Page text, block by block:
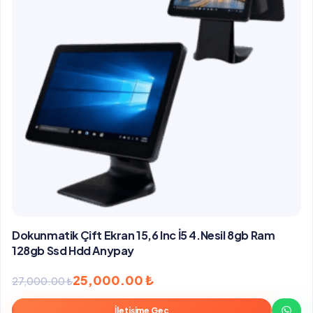
Dokunmatik Çift Ekran 15,6 Inc İ5 4.Nesil 8gb Ram
128gb Ssd Hdd Anypay
27,000.00₺
Orijinal
fiyat:
25,000.00₺
Şu
andaki
İletişime Geç